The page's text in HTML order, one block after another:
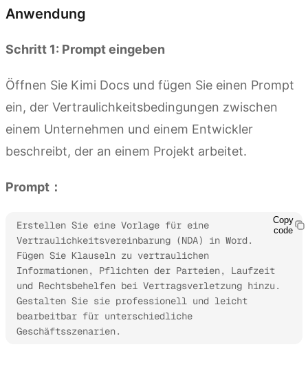
Anwendung
Schritt 1: Prompt eingeben
Öffnen Sie Kimi Docs und fügen Sie einen Prompt
ein, der Vertraulichkeitsbedingungen zwischen
einem Unternehmen und einem Entwickler
beschreibt, der an einem Projekt arbeitet.
Prompt：
Erstellen Sie eine Vorlage für eine
Vertraulichkeitsvereinbarung (NDA) in Word.
Fügen Sie Klauseln zu vertraulichen
Informationen, Pflichten der Parteien, Laufzeit
und Rechtsbehelfen bei Vertragsverletzung hinzu.
Gestalten Sie sie professionell und leicht
bearbeitbar für unterschiedliche
Geschäftsszenarien.
Copy
code